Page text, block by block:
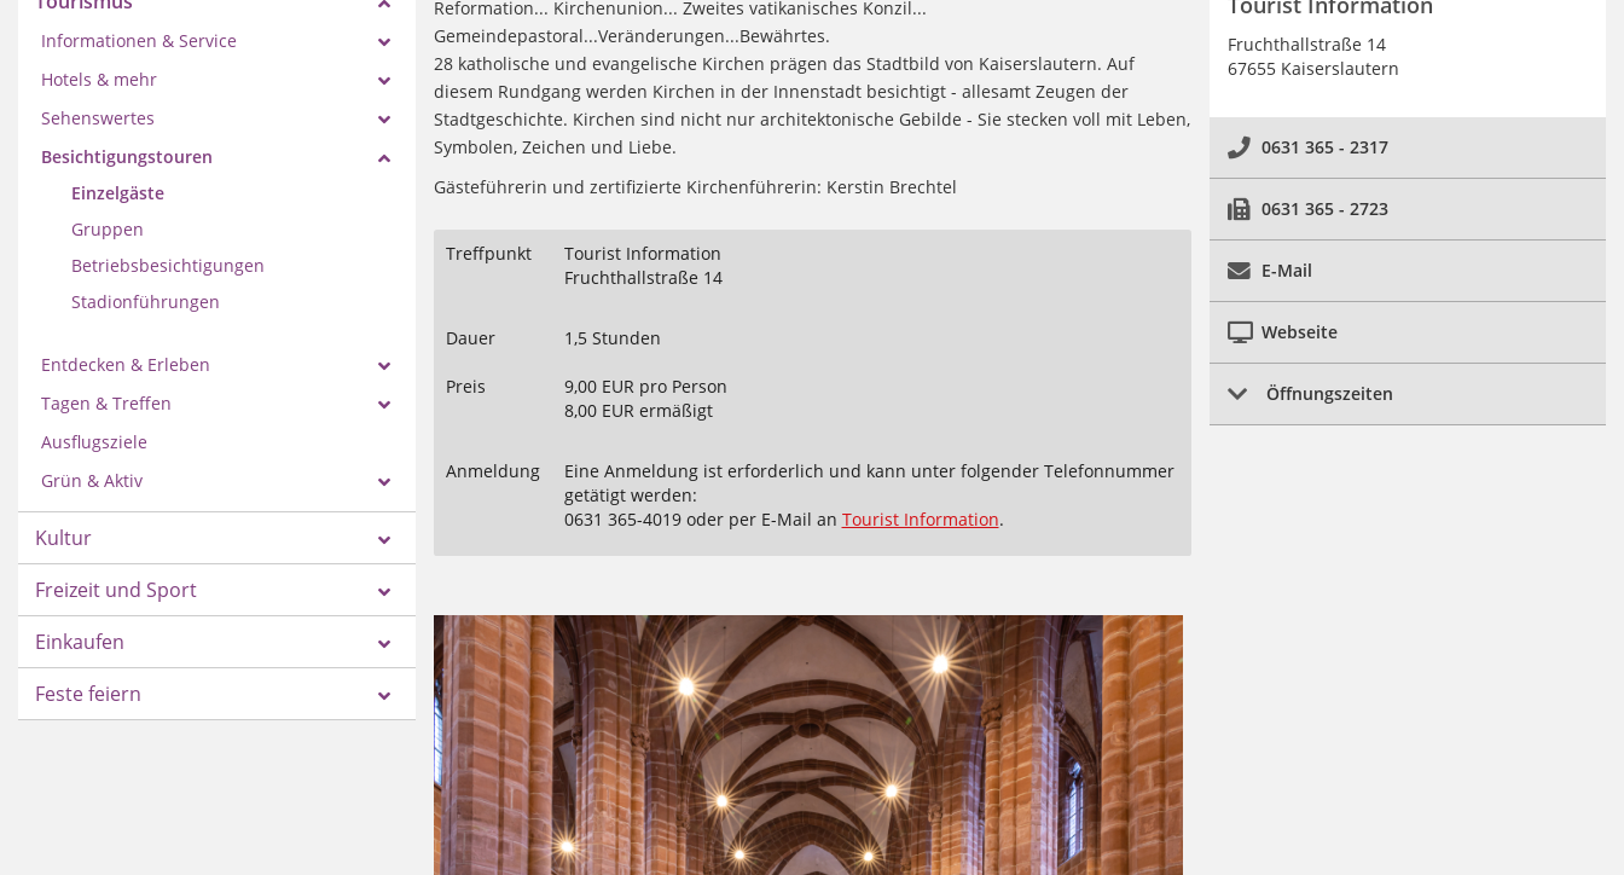
Informationen & Service
Hotels & mehr
Sehenswertes
Besichtigungstouren
Einzelgäste
Gruppen
Betriebsbesichtigungen
Stadionführungen
Entdecken & Erleben
Tagen & Treffen
Ausflugsziele
Grün & Aktiv
Kultur
Freizeit und Sport
Einkaufen
Feste feiern
Reformation... Kirchenunion... Zweites vatikanisches Konzil...
Gemeindepastoral...Veränderungen...Bewährtes.
28 katholische und evangelische Kirchen prägen das Stadtbild von Kaiserslautern. Auf
diesem Rundgang werden Kirchen in der Innenstadt besichtigt - allesamt Zeugen der
Stadtgeschichte. Kirchen sind nicht nur architektonische Gebilde - Sie stecken voll mit Leben,
Symbolen, Zeichen und Liebe.
Gästeführerin und zertifizierte Kirchenführerin: Kerstin Brechtel
Treffpunkt
Tourist Information
Fruchthallstraße 14
Dauer 1,5 Stunden
Preis
9,00 EUR pro Person
8,00 EUR ermäßigt
Anmeldung
Eine Anmeldung ist erforderlich und kann unter folgender Telefonnummer
getätigt werden:
0631 365-4019 oder per E-Mail an Tourist Information.
Fruchthallstraße 14
67655 Kaiserslautern
0631 365 - 2317
0631 365 - 2723
E-Mail
Webseite
Öffnungszeiten